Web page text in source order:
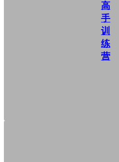
高
手
训
练
营